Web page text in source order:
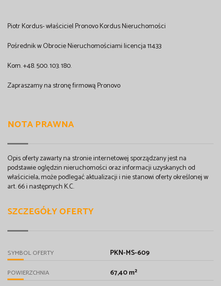
Piotr Kordus- właściciel Pronovo Kordus Nieruchomości
Pośrednik w Obrocie Nieruchomościami licencja 11433
Kom. +48. 500. 103. 180.
Zapraszamy na stronę firmową Pronovo
NOTA PRAWNA
Opis oferty zawarty na stronie internetowej sporządzany jest na
podstawie oględzin nieruchomości oraz informacji uzyskanych od
właściciela, może podlegać aktualizacji i nie stanowi oferty określonej w
art. 66 i następnych K.C.
SZCZEGÓŁY OFERTY
SYMBOL OFERTY PKN-MS-609
POWIERZCHNIA 67,40 m²